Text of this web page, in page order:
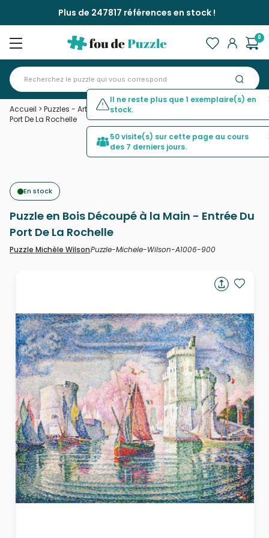
Plus de 247817 références en stock !
0
Accueil > Puzzles - Art
Puzzle en Bois Découpé à la Main - Entrée Du
Port De La Rochelle
En stock
Puzzle en Bois Découpé à la Main - Entrée Du
Port De La Rochelle
Puzzle Michèle WilsonPuzzle-Michele-Wilson-A1006-900
Il ne reste plus que 1 exemplaire(s) en
stock.
50 visite(s) sur cette page au cours
des 7 derniers jours.